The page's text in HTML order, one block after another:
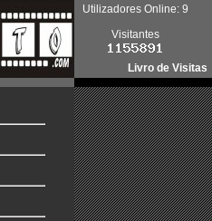
Utilizadores Online: 9
Visitantes
Livro de Visitas